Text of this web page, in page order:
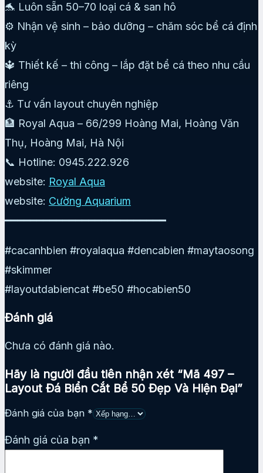
🐬 Luôn sẵn 50–70 loại cá & san hô
⚙️ Nhận vệ sinh – bảo dưỡng – chăm sóc bể cá định
kỳ
🔱 Thiết kế – thi công – lắp đặt bể cá theo nhu cầu
riêng
⚓ Tư vấn layout chuyên nghiệp
🏦 Royal Aqua – 66/299 Hoàng Mai, Hoàng Văn
Thụ, Hoàng Mai, Hà Nội
📞 Hotline: 0945.222.926
website: Royal Aqua
website: Cường Aquarium
━━━━━━━━━━━━━━━━━━━━━━━━━
#cacanhbien #royalaqua #dencabien #maytaosong
#skimmer
#layoutdabiencat #be50 #hocabien50
Đánh giá
Chưa có đánh giá nào.
Hãy là người đầu tiên nhận xét “Mã 497 –
Layout Đá Biển Cắt Bể 50 Đẹp Và Hiện Đại”
Đánh giá của bạn *
Đánh giá của bạn *